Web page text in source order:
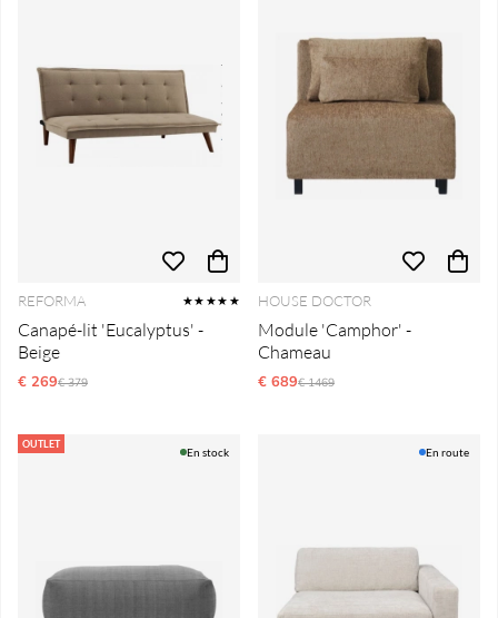
REFORMA ★★★★★
Canapé-lit 'Eucalyptus' -
Beige
€ 269Prix régulier:
€ 379
HOUSE DOCTOR
Module 'Camphor' -
Chameau
€ 689Prix régulier:
€ 1469
OUTLET
En stock En route